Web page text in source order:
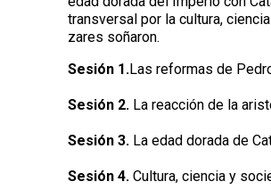
transversal por la cultura,
zares soñaron.
Sesión 1.Las reformas de
Sesión 2. La reacción de la
Sesión 3. La edad dorada de
Sesión 4. Cultura, ciencia y